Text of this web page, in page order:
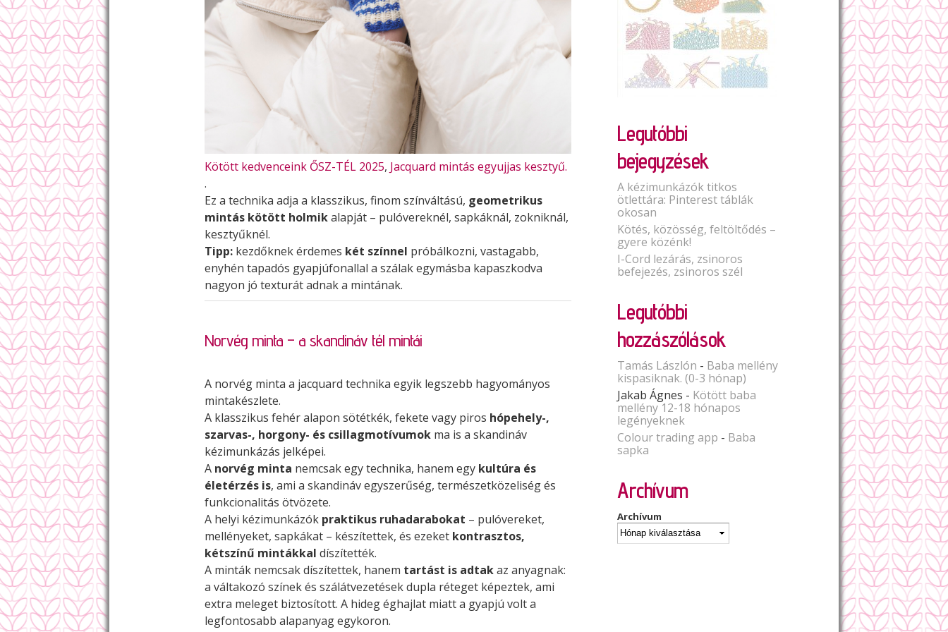
Kötött kedvenceink ŐSZ-TÉL 2025, Jacquard mintás egyujjas kesztyű.
.
Ez a technika adja a klasszikus, finom színváltású, geometrikus
mintás kötött holmikalapját – pulóvereknél, sapkáknál, zokniknál,
kesztyűknél.
Tipp: kezdőknek érdemes két színnel próbálkozni, vastagabb,
enyhén tapadós gyapjúfonallal a szálak egymásba kapaszkodva
nagyon jó texturát adnak a mintának.
Norvég minta – a skandináv tél mintái
A norvég minta a jacquard technika egyik legszebb hagyományos
mintakészlete.
A klasszikus fehér alapon sötétkék, fekete vagy piros hópehely-,
szarvas-, horgony- és csillagmotívumok ma is a skandináv
kézimunkázás jelképei.
A norvég minta nemcsak egy technika, hanem egy kultúra és
életérzés is, ami a skandináv egyszerűség, természetközeliség és
funkcionalitás ötvözete.
A helyi kézimunkázók praktikus ruhadarabokat – pulóvereket,
mellényeket, sapkákat – készítettek, és ezeket kontrasztos,
kétszínű mintákkal díszítették.
A minták nemcsak díszítettek, hanem tartást is adtakaz anyagnak:
a váltakozó színek és szálátvezetések dupla réteget képeztek, ami
extra meleget biztosított. A hideg éghajlat miatt a gyapjú volt a
legfontosabb alapanyag egykoron.
Legutóbbi
bejegyzések
A kézimunkázók titkos
ötlettára: Pinterest táblák
okosan
Kötés, közösség, feltöltődés –
gyere közénk!
I-Cord lezárás, zsinoros
befejezés, zsinoros szél
Legutóbbi
hozzászólások
Tamás Lászlón - Baba mellény
kispasiknak. (0-3 hónap)
Jakab Ágnes - Kötött baba
mellény 12-18 hónapos
legényeknek
Colour trading app - Baba
sapka
Archívum
Archívum